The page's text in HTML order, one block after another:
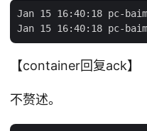
Jan 15 16:40:18 pc-baim
【container回复ack】
不赘述。